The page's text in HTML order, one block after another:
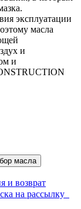
эксплуатации
масла
и
и
масла
и возврат
на рассылку